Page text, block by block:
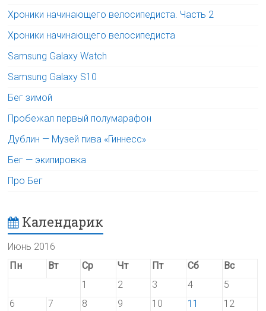
Хроники начинающего велосипедиста. Часть 2
Хроники начинающего велосипедиста
Samsung Galaxy Watch
Samsung Galaxy S10
Бег зимой
Пробежал первый полумарафон
Дублин — Музей пива «Гиннесс»
Бег — экипировка
Про Бег
Календарик
Июнь 2016
Пн
Вт Ср Чт Пт Сб
Вс
1
2 3 4
5
6
7 8 9 10 11
12